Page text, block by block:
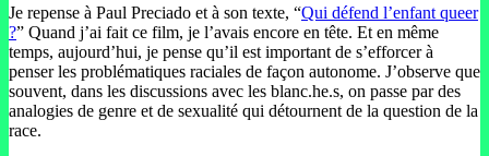
Je repense à Paul Preciado et à son texte, “Qui défend l’enfant queer
?” Quand j’ai fait ce film, je l’avais encore en tête. Et en même
temps, aujourd’hui, je pense qu’il est important de s’efforcer à
penser les problématiques raciales de façon autonome. J’observe que
souvent, dans les discussions avec les blanc.he.s, on passe par des
analogies de genre et de sexualité qui détournent de la question de la
race.